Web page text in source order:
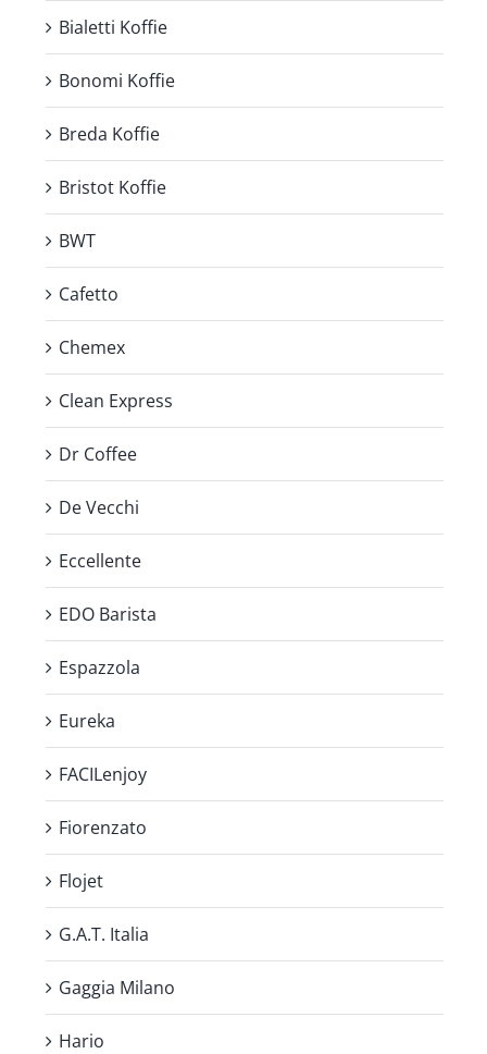
Bialetti Koffie
Bonomi Koffie
Breda Koffie
Bristot Koffie
BWT
Cafetto
Chemex
Clean Express
Dr Coffee
De Vecchi
Eccellente
EDO Barista
Espazzola
Eureka
FACILenjoy
Fiorenzato
Flojet
G.A.T. Italia
Gaggia Milano
Hario